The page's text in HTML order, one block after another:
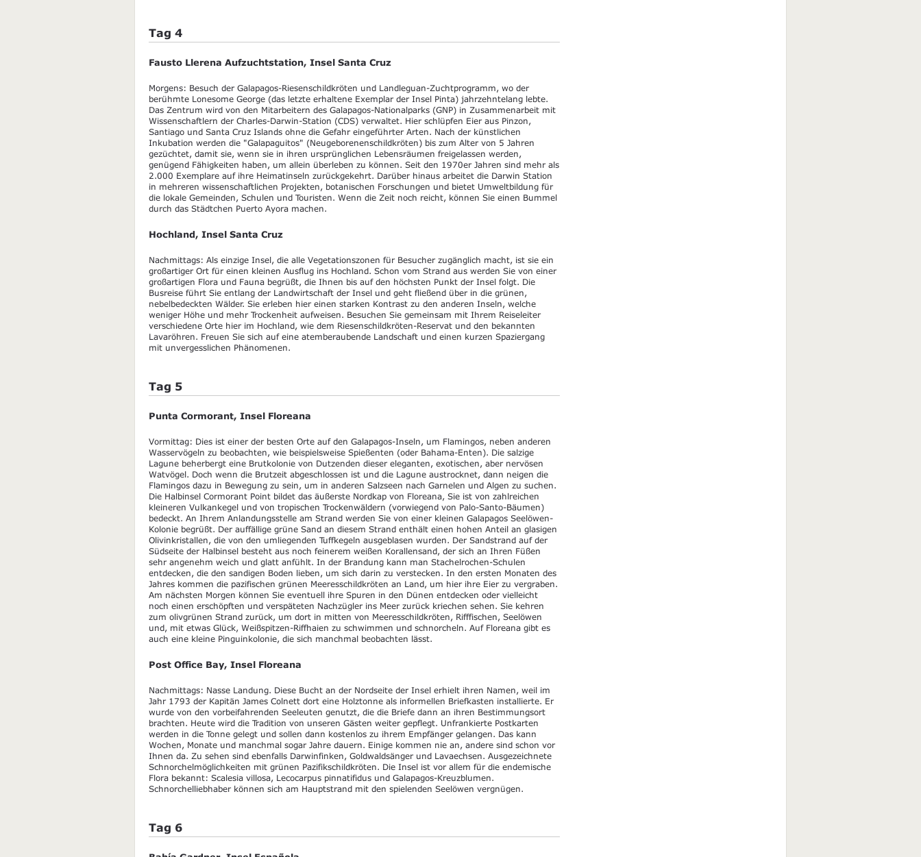
Tag 4
Fausto Llerena Aufzuchtstation, Insel Santa Cruz
Morgens: Besuch der Galapagos-Riesenschildkröten und Landleguan-Zuchtprogramm, wo der
berühmte Lonesome George (das letzte erhaltene Exemplar der Insel Pinta) jahrzehntelang lebte.
Das Zentrum wird von den Mitarbeitern des Galapagos-Nationalparks (GNP) in Zusammenarbeit mit
Wissenschaftlern der Charles-Darwin-Station (CDS) verwaltet. Hier schlüpfen Eier aus Pinzon,
Santiago und Santa Cruz Islands ohne die Gefahr eingeführter Arten. Nach der künstlichen
Inkubation werden die "Galapaguitos" (Neugeborenenschildkröten) bis zum Alter von 5 Jahren
gezüchtet, damit sie, wenn sie in ihren ursprünglichen Lebensräumen freigelassen werden,
genügend Fähigkeiten haben, um allein überleben zu können. Seit den 1970er Jahren sind mehr als
2.000 Exemplare auf ihre Heimatinseln zurückgekehrt. Darüber hinaus arbeitet die Darwin Station
in mehreren wissenschaftlichen Projekten, botanischen Forschungen und bietet Umweltbildung für
die lokale Gemeinden, Schulen und Touristen. Wenn die Zeit noch reicht, können Sie einen Bummel
durch das Städtchen Puerto Ayora machen.
Hochland, Insel Santa Cruz
Nachmittags: Als einzige Insel, die alle Vegetationszonen für Besucher zugänglich macht, ist sie ein
großartiger Ort für einen kleinen Ausflug ins Hochland. Schon vom Strand aus werden Sie von einer
großartigen Flora und Fauna begrüßt, die Ihnen bis auf den höchsten Punkt der Insel folgt. Die
Busreise führt Sie entlang der Landwirtschaft der Insel und geht fließend über in die grünen,
nebelbedeckten Wälder. Sie erleben hier einen starken Kontrast zu den anderen Inseln, welche
weniger Höhe und mehr Trockenheit aufweisen. Besuchen Sie gemeinsam mit Ihrem Reiseleiter
verschiedene Orte hier im Hochland, wie dem Riesenschildkröten-Reservat und den bekannten
Lavaröhren. Freuen Sie sich auf eine atemberaubende Landschaft und einen kurzen Spaziergang
mit unvergesslichen Phänomenen.
Tag 5
Punta Cormorant, Insel Floreana
Vormittag: Dies ist einer der besten Orte auf den Galapagos-Inseln, um Flamingos, neben anderen
Wasservögeln zu beobachten, wie beispielsweise Spießenten (oder Bahama-Enten). Die salzige
Lagune beherbergt eine Brutkolonie von Dutzenden dieser eleganten, exotischen, aber nervösen
Watvögel. Doch wenn die Brutzeit abgeschlossen ist und die Lagune austrocknet, dann neigen die
Flamingos dazu in Bewegung zu sein, um in anderen Salzseen nach Garnelen und Algen zu suchen.
Die Halbinsel Cormorant Point bildet das äußerste Nordkap von Floreana, Sie ist von zahlreichen
kleineren Vulkankegel und von tropischen Trockenwäldern (vorwiegend von Palo-Santo-Bäumen)
bedeckt. An Ihrem Anlandungsstelle am Strand werden Sie von einer kleinen Galapagos Seelöwen-
Kolonie begrüßt. Der auffällige grüne Sand an diesem Strand enthält einen hohen Anteil an glasigen
Olivinkristallen, die von den umliegenden Tuffkegeln ausgeblasen wurden. Der Sandstrand auf der
Südseite der Halbinsel besteht aus noch feinerem weißen Korallensand, der sich an Ihren Füßen
sehr angenehm weich und glatt anfühlt. In der Brandung kann man Stachelrochen-Schulen
entdecken, die den sandigen Boden lieben, um sich darin zu verstecken. In den ersten Monaten des
Jahres kommen die pazifischen grünen Meeresschildkröten an Land, um hier ihre Eier zu vergraben.
Am nächsten Morgen können Sie eventuell ihre Spuren in den Dünen entdecken oder vielleicht
noch einen erschöpften und verspäteten Nachzügler ins Meer zurück kriechen sehen. Sie kehren
zum olivgrünen Strand zurück, um dort in mitten von Meeresschildkröten, Rifffischen, Seelöwen
und, mit etwas Glück, Weißspitzen-Riffhaien zu schwimmen und schnorcheln. Auf Floreana gibt es
auch eine kleine Pinguinkolonie, die sich manchmal beobachten lässt.
Post Office Bay, Insel Floreana
Nachmittags: Nasse Landung. Diese Bucht an der Nordseite der Insel erhielt ihren Namen, weil im
Jahr 1793 der Kapitän James Colnett dort eine Holztonne als informellen Briefkasten installierte. Er
wurde von den vorbeifahrenden Seeleuten genutzt, die die Briefe dann an ihren Bestimmungsort
brachten. Heute wird die Tradition von unseren Gästen weiter gepflegt. Unfrankierte Postkarten
werden in die Tonne gelegt und sollen dann kostenlos zu ihrem Empfänger gelangen. Das kann
Wochen, Monate und manchmal sogar Jahre dauern. Einige kommen nie an, andere sind schon vor
Ihnen da. Zu sehen sind ebenfalls Darwinfinken, Goldwaldsänger und Lavaechsen. Ausgezeichnete
Schnorchelmöglichkeiten mit grünen Pazifikschildkröten. Die Insel ist vor allem für die endemische
Flora bekannt: Scalesia villosa, Lecocarpus pinnatifidus und Galapagos-Kreuzblumen.
Schnorchelliebhaber können sich am Hauptstrand mit den spielenden Seelöwen vergnügen.
Tag 6